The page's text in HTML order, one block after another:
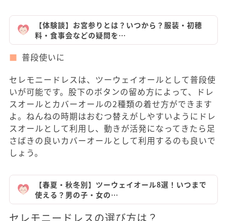
【体験談】お宮参りとは？いつから？服装・初穂
料・食事会などの疑問を…
普段使いに
セレモニードレスは、ツーウェイオールとして普段使
いが可能です。股下のボタンの留め方によって、ドレ
スオールとカバーオールの2種類の着せ方ができます
よ。ねんねの時期はおむつ替えがしやすいようにドレ
スオールとして利用し、動きが活発になってきたら足
さばきの良いカバーオールとして利用するのも良いで
しょう。
【春夏・秋冬別】ツーウェイオール8選！いつまで
使える？男の子・女の…
セレモニードレスの選び方は？